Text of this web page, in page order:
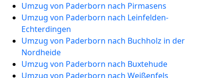
Umzug von Paderborn nach Pirmasens
Umzug von Paderborn nach Leinfelden-
Echterdingen
Umzug von Paderborn nach Buchholz in der
Nordheide
Umzug von Paderborn nach Buxtehude
Umzug von Paderborn nach Weißenfels